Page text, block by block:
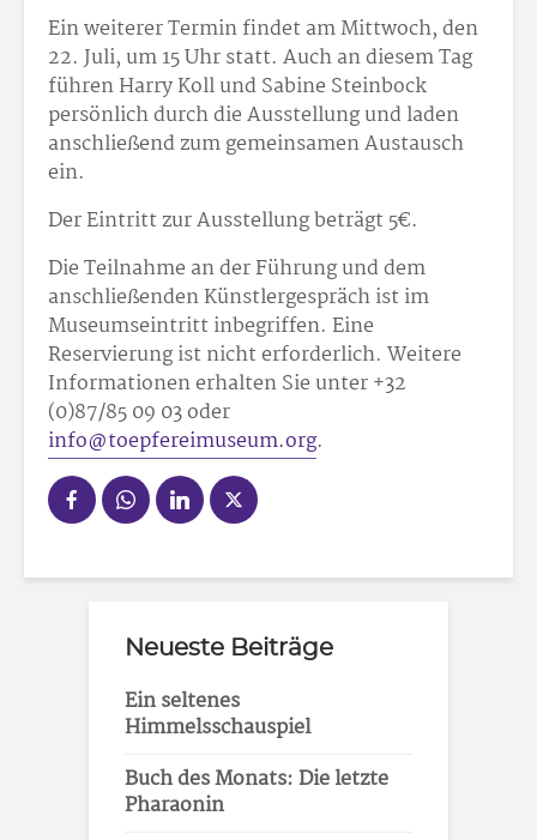
Ein weiterer Termin findet am Mittwoch, den
22. Juli, um 15 Uhr statt. Auch an diesem Tag
führen Harry Koll und Sabine Steinbock
persönlich durch die Ausstellung und laden
anschließend zum gemeinsamen Austausch
ein.
Der Eintritt zur Ausstellung beträgt 5€.
Die Teilnahme an der Führung und dem
anschließenden Künstlergespräch ist im
Museumseintritt inbegriffen. Eine
Reservierung ist nicht erforderlich. Weitere
Informationen erhalten Sie unter +32
(0)87/85 09 03 oder
info@toepfereimuseum.org.
Neueste Beiträge
Ein seltenes
Himmelsschauspiel
Buch des Monats: Die letzte
Pharaonin